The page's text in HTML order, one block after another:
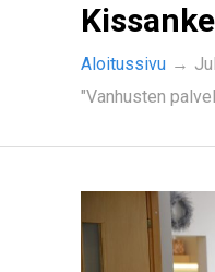
Aloitussivu →
"Vanhusten